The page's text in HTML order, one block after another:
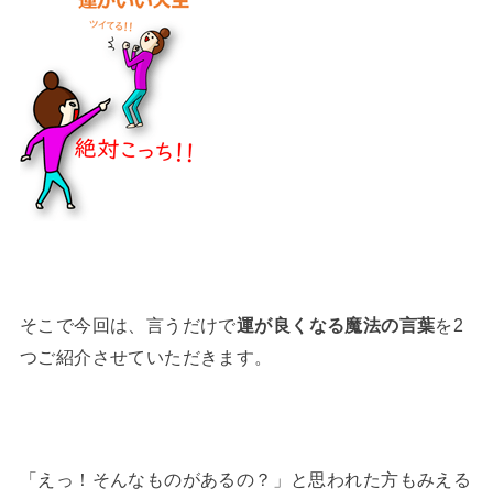
そこで今回は、言うだけで運が良くなる魔法の言葉を2
つご紹介させていただきます。
「えっ！そんなものがあるの？」と思われた方もみえる